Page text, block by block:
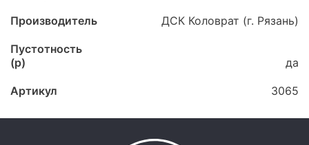
Производитель ДСК Коловрат (г. Рязань)
Пустотность
(p)
да
Артикул 3065